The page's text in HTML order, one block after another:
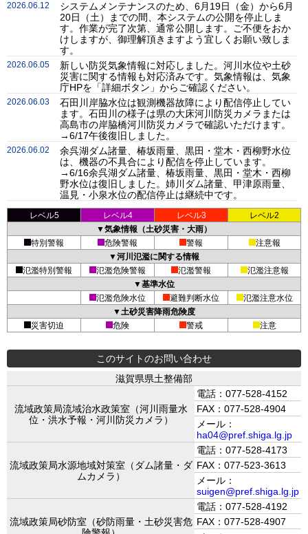
2026.06.12
システムメンテナンスのため、6月19日（金）から6月
20日（土）までの間、本システムの公開を停止しま
す。作業が完了次第、通常公開します。ご不便をおか
けしますが、御理解頂きますよう宜しくお願い致しま
す。
2026.06.05
新しい防災気象情報に対応しました。河川水位や土砂
災害に関する情報も対応済みです。気象情報は、気象
庁HPを「詳細ボタン」からご確認ください。
2026.06.03
石田川岸脇水位は観測機器故障により配信停止してい
ます。石田川の様子は県の大床河川防災カメラまたは
高島市の岸脇橋河川防災カメラで確認いただけます。
→6/17午後復旧しました。
2026.06.02
余呉湖ダム諸量、椿坂雨量、黒田・堂木・西柳野水位
は、機器の不具合により配信を停止しています。
→6/16余呉湖ダム諸量、椿坂雨量、黒田・堂木・西柳
野水位は復旧しました。姉川ダム諸量、甲津原雨量、
温見・小泉水位の配信停止は継続中です。
レベル5 レベル4 レベル3
レベル2
▼気象情報（土砂災害・大雨）
特別警報
危険警報 警報
注意報
▼河川氾濫に関する情報
氾濫特別警報
氾濫危険警報 氾濫警報
氾濫注意報
▼基準水位
氾濫危険水位
避難判断水位
氾濫注意水位
▼土砂災害降雨危険度
災害切迫
危険 警戒 注意
このサイトのお問い合わせ
滋賀県県土整備部
流域政策局流域治水政策室（河川雨量水
位・洪水予報・河川防災カメラ）
電話：077-528-4152
FAX：077-528-4904
メール：
ha04@pref.shiga.lg.jp
流域政策局水源地域対策室（ダム諸量・ダ
ムカメラ）
電話：077-528-4173
FAX：077-523-3613
メール：
suigen@pref.shiga.lg.jp
流域政策局砂防室（砂防雨量・土砂災害危
電話：077-528-4192
FAX：077-528-4907